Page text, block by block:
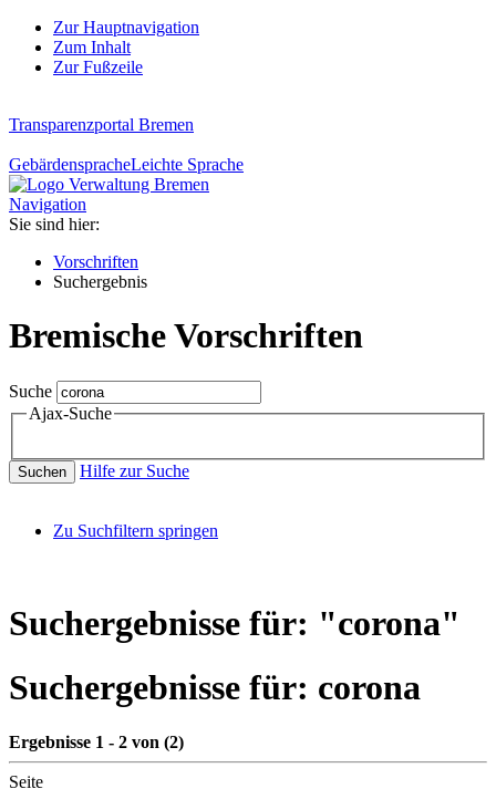
Zur Hauptnavigation
Zum Inhalt
Zur Fußzeile
Transparenzportal Bremen
GebärdenspracheLeichte Sprache
Navigation
Sie sind hier:
Vorschriften
Suchergebnis
Bremische Vorschriften
Suche
Ajax-Suche
Suchen Hilfe zur Suche
Zu Suchfiltern springen
Suchergebnisse für: "corona"
Suchergebnisse für: corona
Ergebnisse 1 - 2 von (2)
Seite